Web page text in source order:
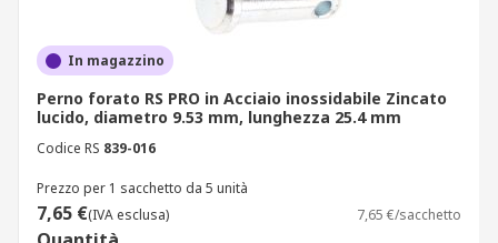
In magazzino
Perno forato RS PRO in Acciaio inossidabile Zincato
lucido, diametro 9.53 mm, lunghezza 25.4 mm
Codice RS 839-016
Prezzo per 1 sacchetto da 5 unità
7,65 €(IVA esclusa) 7,65 €/sacchetto